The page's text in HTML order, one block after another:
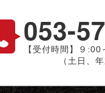
053-
【受付時間】９
（土日、